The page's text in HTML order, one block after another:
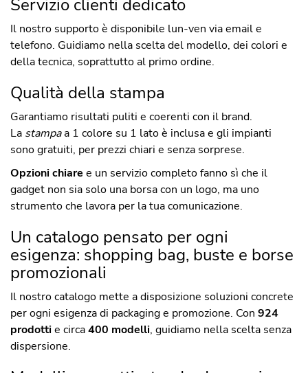
Servizio clienti dedicato
Il nostro supporto è disponibile lun-ven via email e
telefono. Guidiamo nella scelta del modello, dei colori e
della tecnica, soprattutto al primo ordine.
Qualità della stampa
Garantiamo risultati puliti e coerenti con il brand.
La stampaa 1 colore su 1 lato è inclusa e gli impianti
sono gratuiti, per prezzi chiari e senza sorprese.
Opzioni chiare e un servizio completo fanno sì che il
gadget non sia solo una borsa con un logo, ma uno
strumento che lavora per la tua comunicazione.
Un catalogo pensato per ogni
esigenza: shopping bag, buste e borse
promozionali
Il nostro catalogo mette a disposizione soluzioni concrete
per ogni esigenza di packaging e promozione. Con 924
prodottie circa400 modelli, guidiamo nella scelta senza
dispersione.